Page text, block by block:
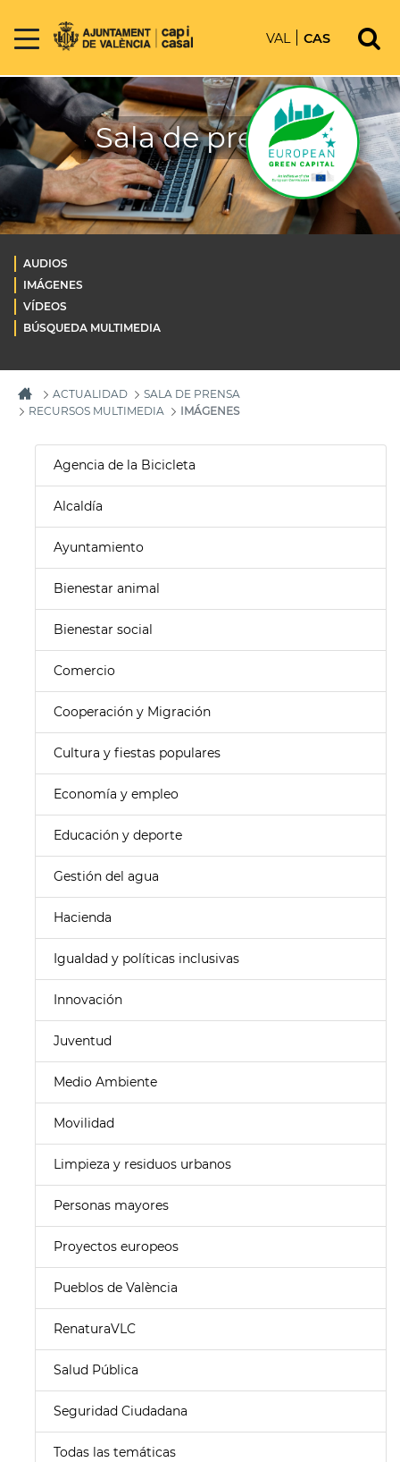
VAL CAS
Sala de prensa
AUDIOS
IMÁGENES
VÍDEOS
BÚSQUEDA MULTIMEDIA
ACTUALIDAD
SALA DE PRENSA
RECURSOS MULTIMEDIA
IMÁGENES
Agencia de la Bicicleta
Alcaldía
Ayuntamiento
Bienestar animal
Bienestar social
Comercio
Cooperación y Migración
Cultura y fiestas populares
Economía y empleo
Educación y deporte
Gestión del agua
Hacienda
Igualdad y políticas inclusivas
Innovación
Juventud
Medio Ambiente
Movilidad
Limpieza y residuos urbanos
Personas mayores
Proyectos europeos
Pueblos de València
RenaturaVLC
Salud Pública
Seguridad Ciudadana
Todas las temáticas